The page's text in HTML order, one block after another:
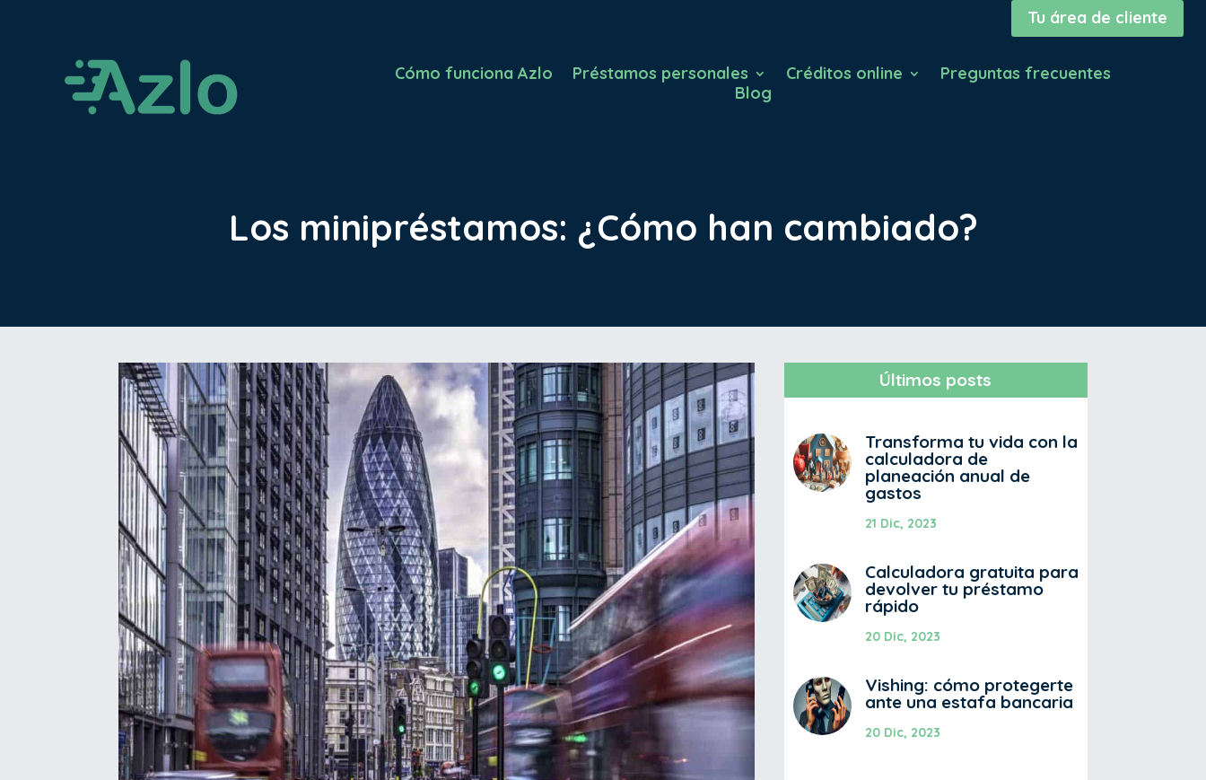
Tu área de cliente
Cómo funciona Azlo Préstamos personales Créditos online
Preguntas frecuentes
Blog
Los minipréstamos: ¿Cómo han cambiado?
Últimos posts
Transforma tu vida con la
calculadora de
planeación anual de
gastos
21 Dic, 2023
Calculadora gratuita para
devolver tu préstamo
rápido
20 Dic, 2023
Vishing: cómo protegerte
ante una estafa bancaria
20 Dic, 2023